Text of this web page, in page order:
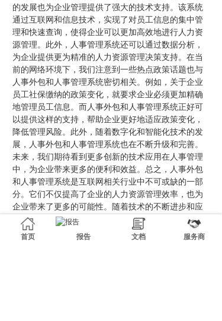
的发展也为企业管理提供了强大的技术支持。该系统
通过互联网和信息技术，实现了对员工信息的集中管
理和快速查询，使得企业可以更加高效地进行人力资
源管理。此外，人事管理系统还可以通过数据分析，
为企业提供更为精准的人力资源管理决策支持。在当
前的网络环境下，我们注意到一些热点政策话题也与
人事外包和人事管理系统密切相关。例如，关于企业
员工社保缴纳的政策变化，就要求企业必须更加精确
地管理员工信息。而人事外包和人事管理系统正好可
以提供这样的支持，帮助企业更好地适应政策变化，
降低管理风险。此外，随着数字化和智能化技术的发
展，人事外包和人事管理系统也在不断升级和完善。
未来，我们期待看到更多创新的技术应用在人事管理
中，为企业带来更多的便利和效益。总之，人事外包
和人事管理系统是互联网相关行业中不可或缺的一部
分。它们不仅提高了企业的人力资源管理效率，也为
企业带来了更多的可能性。随着技术的不断进步和应
用领域的不断拓展，我们相信这两个领域将会在未来
的发展中发挥更加重要的作用。
首页 报告 文档 服务商